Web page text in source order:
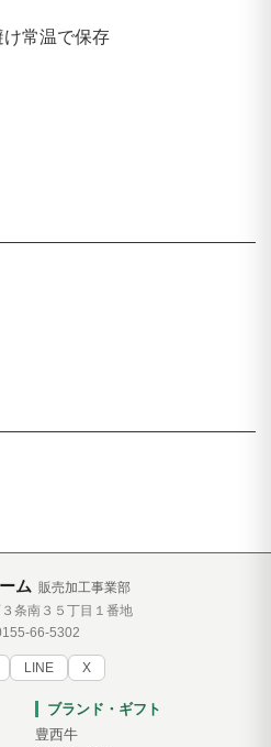
常温で保存
ム 販売加工事業部
条南３５丁目１番地
66-5302
LINE X
ブランド・ギフト
豊西牛